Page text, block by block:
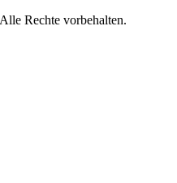
Rechte vorbehalten.